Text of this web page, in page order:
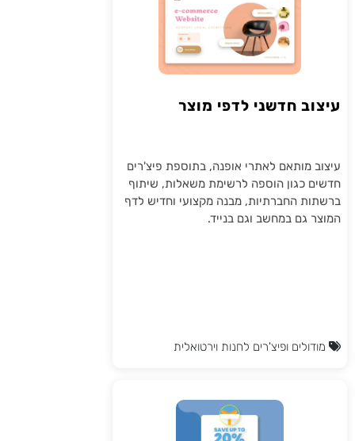
עיצוב חדשני לדפי מוצר
עיצוב מותאם לאתרי אופנה, בתוספת פיצ'רים
חדשים כגון הוספה לרשימת משאלות, שיתוף
ברשתות החברתיות, מבנה מקצועי וחדיש לדף
המוצר גם במחשב וגם בנייד.
מודולים ופיצ'רים לחנות וירטואלית